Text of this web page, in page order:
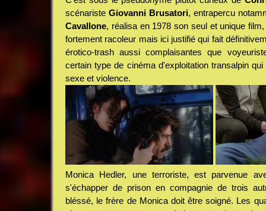
scénariste Giovanni Brusatori, entrapercu
Cavallone, réalisa en 1978 son seul et unique
fortement racoleur mais ici justifié qui fait
érotico-trash aussi complaisantes que
certain type de cinéma d'exploitation transalpin
sexe et violence.
Monica Hedler, une terroriste, est parvenue
s'échapper de prison en compagnie de trois
bléssé, le frère de Monica doit être soigné. Les